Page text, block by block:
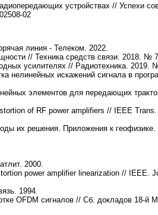
устройствах // Успехи
02
линия - Телеком. 2022.
// Техника средств связи. 2018. №
усилителях // Радиотехника. 2019.
нелинейных искажений сигнала в
элементов для передающих
of RF power amplifiers // IEEE
их решения. Приложения к
2000.
power amplifier linearization // IEEE.
1994.
OFDM сигналов // Сб. докладов 18-й